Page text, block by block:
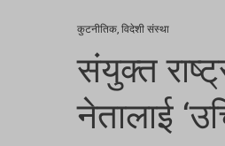
कुटनीतिक, विदेशी संस्था
संयुक्त
नेतालाई